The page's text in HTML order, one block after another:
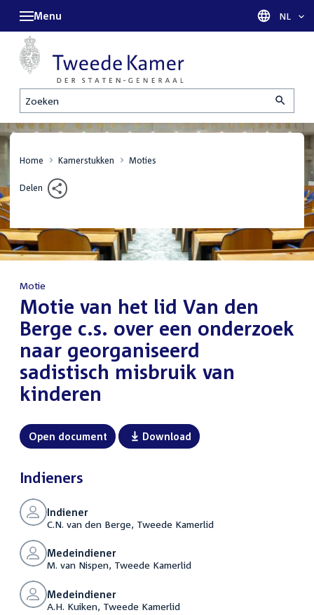
Zoeken
Menu Taal
NL
Home Kamerstukken Moties
Delen
Motie
:Motie van het lid Van den
Berge c.s. over een onderzoek
naar georganiseerd
sadistisch misbruik van
kinderen
Open document Download
Indieners
Indiener
C.N. van den Berge, Tweede Kamerlid
Medeindiener
M. van Nispen, Tweede Kamerlid
Medeindiener
A.H. Kuiken, Tweede Kamerlid